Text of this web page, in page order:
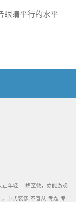
眼睛平行的水平
正年轻 一蜂至微，亦能游观
，中式装修 不盲从 专题 专